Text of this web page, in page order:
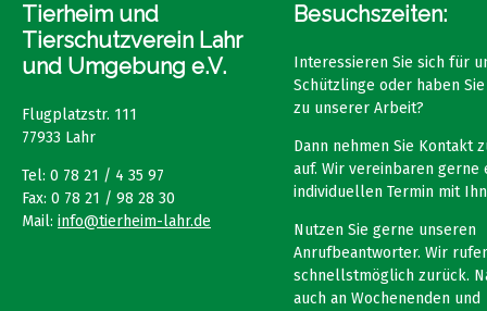
Tierheim und
Tierschutzverein Lahr
und Umgebung e.V.
Flugplatzstr. 111
77933 Lahr
Tel: 0 78 21 / 4 35 97
Fax: 0 78 21 / 98 28 30
Mail: info@tierheim-lahr.de
Besuchszeiten:
Interessieren Sie sich für
Schützlinge oder haben
zu unserer Arbeit?
Dann nehmen Sie Kontakt
auf. Wir vereinbaren gerne
individuellen Termin mit
Nutzen Sie gerne unseren
Anrufbeantworter. Wir
schnellstmöglich zurück.
auch an Wochenenden und